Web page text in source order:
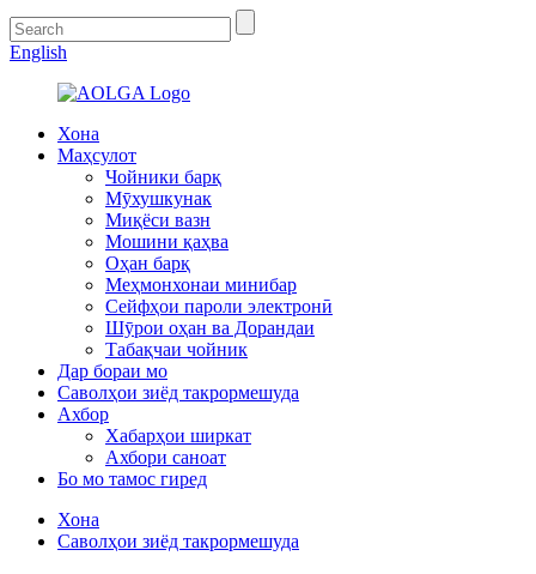
English
Хона
Маҳсулот
Чойники барқ
Мӯхушкунак
Миқёси вазн
Мошини қаҳва
Оҳан барқ
Меҳмонхонаи минибар
Сейфҳои пароли электронӣ
Шӯрои оҳан ва Дорандаи
Табақчаи чойник
Дар бораи мо
Саволҳои зиёд такрормешуда
Ахбор
Хабарҳои ширкат
Ахбори саноат
Бо мо тамос гиред
Хона
Саволҳои зиёд такрормешуда